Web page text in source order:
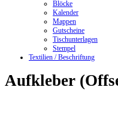
Blöcke
Kalender
Mappen
Gutscheine
Tischunterlagen
Stempel
Textilien / Beschriftung
Aufkleber